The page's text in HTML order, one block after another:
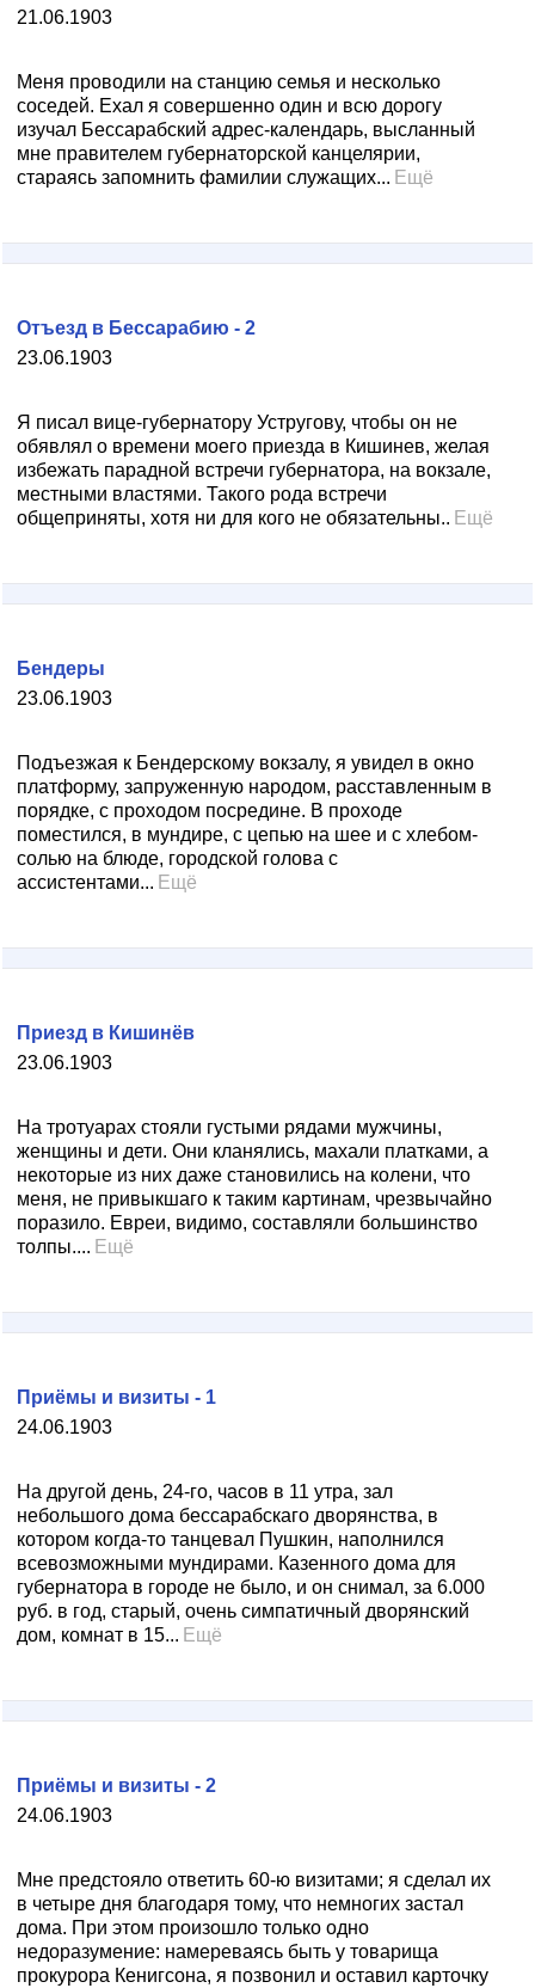
21.06.1903
Меня проводили на станцию семья и несколько
соседей. Ехал я совершенно один и всю дорогу
изучал Бессарабский адрес-календарь, высланный
мне правителем губернаторской канцелярии,
стараясь запомнить фамилии служащих... Ещё
23.06.1903
Отъезд в Бессарабию - 2
Я писал вице-губернатору Устругову, чтобы он не
обявлял о времени моего приезда в Кишинев, желая
избежать парадной встречи губернатора, на вокзале,
местными властями. Такого рода встречи
общеприняты, хотя ни для кого не обязательны.. Ещё
23.06.1903
Бендеры
Подъезжая к Бендерскому вокзалу, я увидел в окно
платформу, запруженную народом, расставленным в
порядке, с проходом посредине. В проходе
поместился, в мундире, с цепью на шее и с хлебом-
солью на блюде, городской голова с
ассистентами... Ещё
23.06.1903
Приезд в Кишинёв
На тротуарах стояли густыми рядами мужчины,
женщины и дети. Они кланялись, махали платками, а
некоторые из них даже становились на колени, что
меня, не привыкшаго к таким картинам, чрезвычайно
поразило. Евреи, видимо, составляли большинство
толпы.... Ещё
24.06.1903
Приёмы и визиты - 1
На другой день, 24-го, часов в 11 утра, зал
небольшого дома бессарабскаго дворянства, в
котором когда-то танцевал Пушкин, наполнился
всевозможными мундирами. Казенного дома для
губернатора в городе не было, и он снимал, за 6.000
руб. в год, старый, очень симпатичный дворянский
дом, комнат в 15... Ещё
24.06.1903
Приёмы и визиты - 2
Мне предстояло ответить 60-ю визитами; я сделал их
в четыре дня благодаря тому, что немногих застал
дома. При этом произошло только одно
недоразумение: намереваясь быть у товарища
прокурора Кенигсона, я позвонил и оставил карточку